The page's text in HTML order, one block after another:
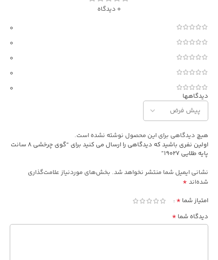
0 دیدگاه
0
0
0
0
0
دیدگاهها
هیچ دیدگاهی برای این محصول نوشته نشده است.
اولین نفری باشید که دیدگاهی را ارسال می کنید برای “گوی چرخشی 8 سانت
پایه طلایی 19027”
نشانی ایمیل شما منتشر نخواهد شد. بخش‌های موردنیاز علامت‌گذاری
شده‌اند *
امتیاز شما *
دیدگاه شما *